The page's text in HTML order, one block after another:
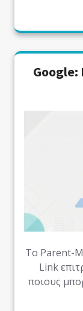
Google:
Το Parent-
Link
ποιους